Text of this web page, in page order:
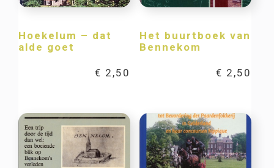
Hoekelum – dat
alde goet
€ 2,50
Het buurtboek van
Bennekom
€ 2,50